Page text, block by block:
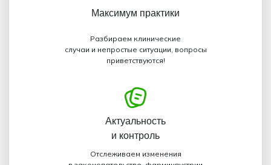
Максимум практики
Разбираем клинические
случаи и непростые ситуации, вопросы
приветствуются!
Актуальность
и контроль
Отслеживаем изменения